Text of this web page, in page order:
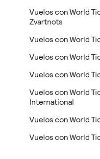
Vuelos con World
Zvartnots
Vuelos con World
Vuelos con World
Vuelos con World
Vuelos con World
International
Vuelos con World
Vuelos con World